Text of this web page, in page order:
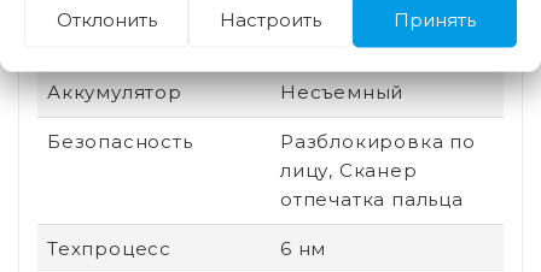
Производитель
Mediatek
Аккумулятор Несъемный
Безопасность
Разблокировка по
лицу, Сканер
отпечатка пальца
Техпроцесс 6 нм
Отклонить Настроить Принять